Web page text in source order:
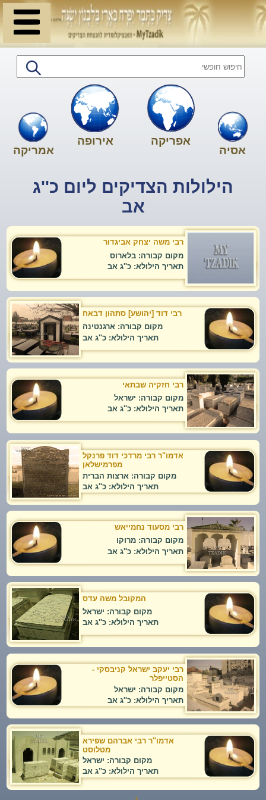
אסיה
אפריקה אירופה
אמריקה
הילולות הצדיקים ליום כ''ג
אב
רבי משה יצחק אביגדור
מקום קבורה: בלארוס
תאריך הילולא: כ''ג אב
רבי דוד [יהושע] סתהון דבאח
מקום קבורה: ארגנטינה
תאריך הילולא: כ''ג אב
רבי חזקיה שבתאי
מקום קבורה: ישראל
תאריך הילולא: כ''ג אב
אדמו"ר רבי מרדכי דוד פרנקל
מפרמישלאן
מקום קבורה: ארצות הברית
תאריך הילולא: כ''ג אב
רבי מסעוד נחמייאש
מקום קבורה: מרוקו
תאריך הילולא: כ''ג אב
המקובל משה עדס
מקום קבורה: ישראל
תאריך הילולא: כ''ג אב
רבי יעקב ישראל קניבסקי -
הסטייפלר
מקום קבורה: ישראל
תאריך הילולא: כ''ג אב
אדמו"ר רבי אברהם שפירא
מטלוסט
מקום קבורה: ישראל
תאריך הילולא: כ''ג אב